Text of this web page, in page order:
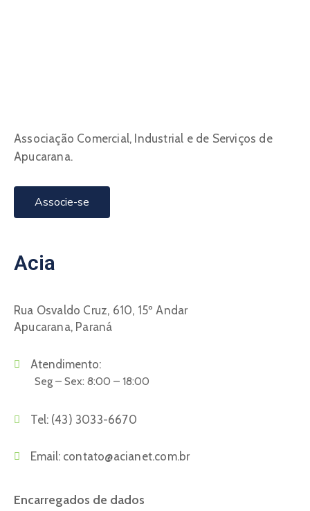
Associação Comercial, Industrial e de Serviços de
Apucarana.
Associe-se
Acia
Rua Osvaldo Cruz, 610, 15º Andar
Apucarana, Paraná
Atendimento:
Seg – Sex: 8:00 – 18:00
Tel: (43) 3033-6670
Email: contato@acianet.com.br
Encarregados de dados